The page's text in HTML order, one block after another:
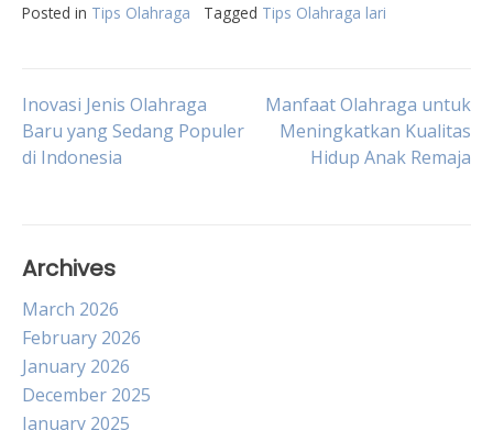
Posted in Tips Olahraga Tagged Tips Olahraga lari
Post
navigation
Inovasi Jenis Olahraga
Baru yang Sedang Populer
di Indonesia
Manfaat Olahraga untuk
Meningkatkan Kualitas
Hidup Anak Remaja
Archives
March 2026
February 2026
January 2026
December 2025
January 2025